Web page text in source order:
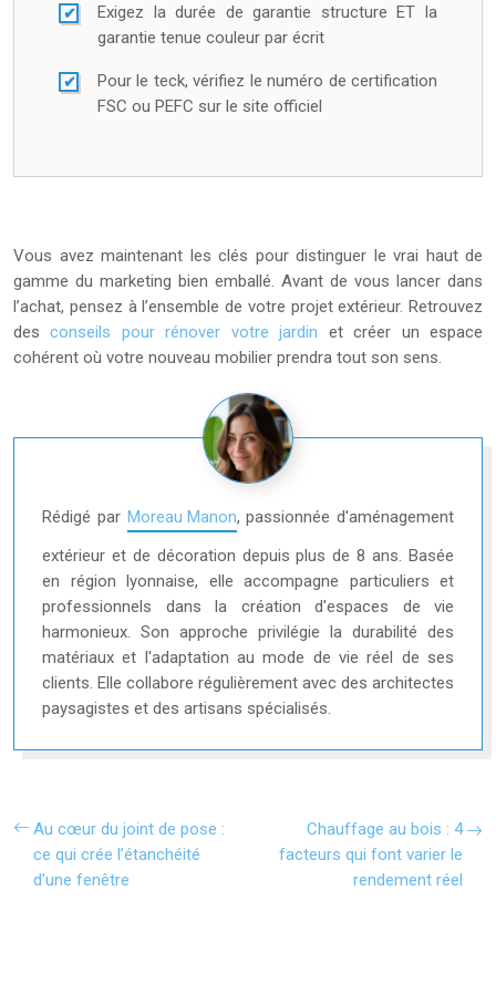
Exigez la durée de garantie structure ET la
garantie tenue couleur par écrit
Pour le teck, vérifiez le numéro de certification
FSC ou PEFC sur le site officiel
Vous avez maintenant les clés pour distinguer le vrai haut de
gamme du marketing bien emballé. Avant de vous lancer dans
l’achat, pensez à l’ensemble de votre projet extérieur. Retrouvez
desconseils pour rénover votre jardin et créer un espace
cohérent où votre nouveau mobilier prendra tout son sens.
Rédigé par Moreau Manon, passionnée d'aménagement
extérieur et de décoration depuis plus de 8 ans. Basée
en région lyonnaise, elle accompagne particuliers et
professionnels dans la création d'espaces de vie
harmonieux. Son approche privilégie la durabilité des
matériaux et l'adaptation au mode de vie réel de ses
clients. Elle collabore régulièrement avec des architectes
paysagistes et des artisans spécialisés.
Au cœur du joint de pose :
ce qui crée l’étanchéité
d’une fenêtre
Chauffage au bois : 4
facteurs qui font varier le
rendement réel